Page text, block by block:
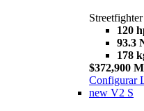
120
93.3
178
$372,900
Configurar
new V2 S